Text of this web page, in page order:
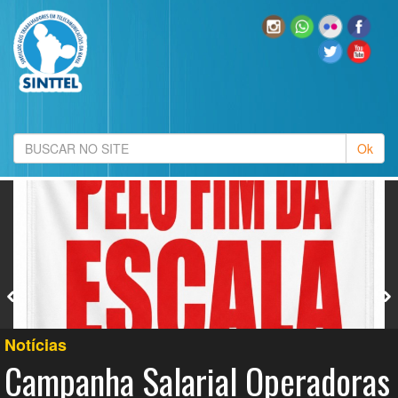
Notícias
Campanha Salarial Operadoras